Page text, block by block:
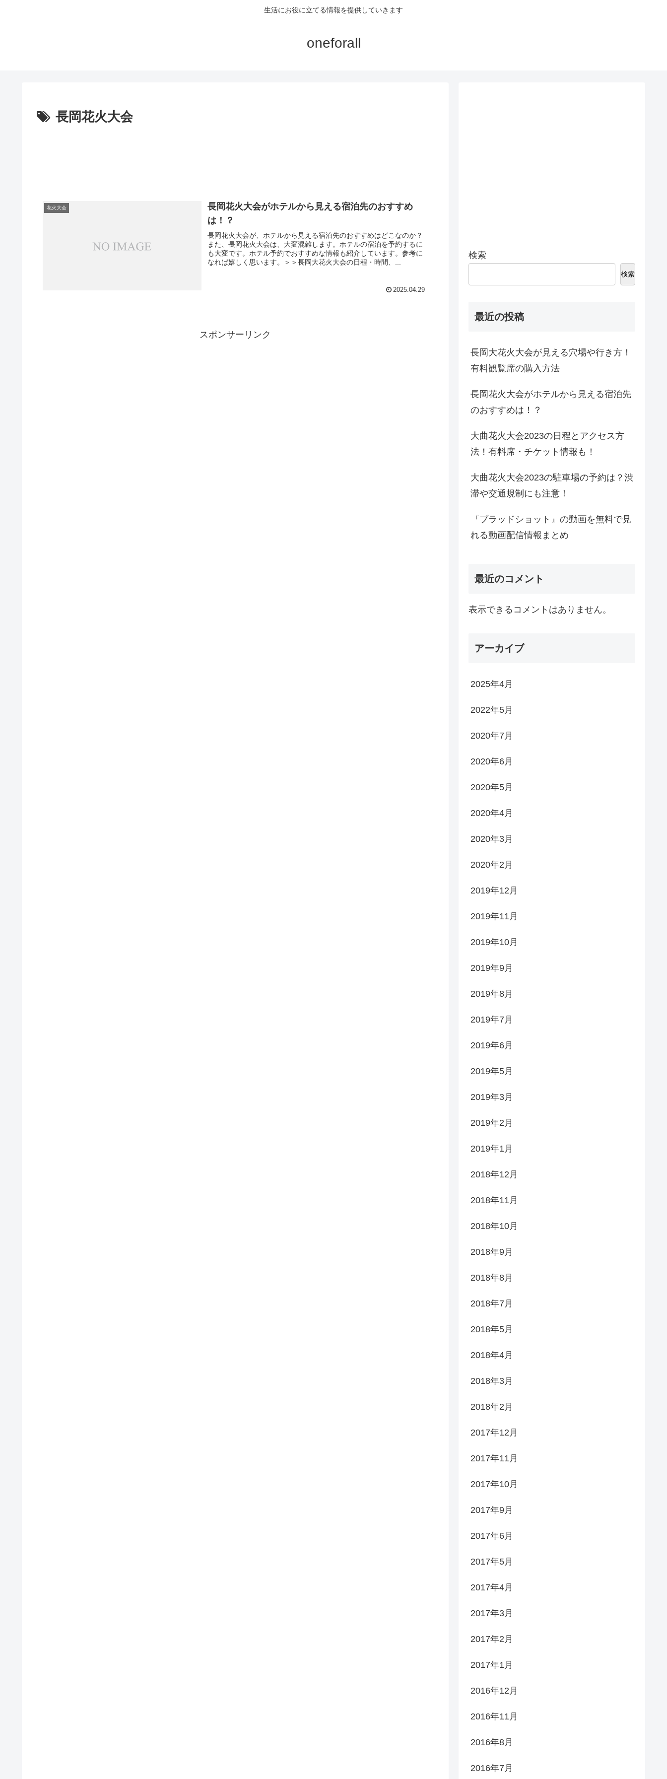
生活にお役に立てる情報を提供していきます
oneforall
長岡花火大会
花火大会
長岡花火大会がホテルから見える宿泊先のおすすめ
は！？
長岡花火大会が、ホテルから見える宿泊先のおすすめはどこなのか？
また、長岡花火大会は、大変混雑します。ホテルの宿泊を予約するに
も大変です。ホテル予約でおすすめな情報も紹介しています。参考に
なれば嬉しく思います。＞＞長岡大花火大会の日程・時間、...
2025.04.29
スポンサーリンク
検索
検索
最近の投稿
長岡大花火大会が見える穴場や行き方！
有料観覧席の購入方法
長岡花火大会がホテルから見える宿泊先
のおすすめは！？
大曲花火大会2023の日程とアクセス方
法！有料席・チケット情報も！
大曲花火大会2023の駐車場の予約は？渋
滞や交通規制にも注意！
『ブラッドショット』の動画を無料で見
れる動画配信情報まとめ
最近のコメント
表示できるコメントはありません。
アーカイブ
2025年4月
2022年5月
2020年7月
2020年6月
2020年5月
2020年4月
2020年3月
2020年2月
2019年12月
2019年11月
2019年10月
2019年9月
2019年8月
2019年7月
2019年6月
2019年5月
2019年3月
2019年2月
2019年1月
2018年12月
2018年11月
2018年10月
2018年9月
2018年8月
2018年7月
2018年5月
2018年4月
2018年3月
2018年2月
2017年12月
2017年11月
2017年10月
2017年9月
2017年6月
2017年5月
2017年4月
2017年3月
2017年2月
2017年1月
2016年12月
2016年11月
2016年8月
2016年7月